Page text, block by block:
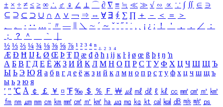
± × ÷ ≠ ≤ ≥ ∞ ∴ ♂ ♀ ∠ ⊥ ⌒ ∂ ∇ ≡ ≒ ≪ ≫ √ ∽ ∝ ∵ ∫ ∬ ∈ ∋
⊆ ⊇ ⊂ ⊃ ∪ ∩ ∧ ∨ ￢ ⇒ ⇔ ∀ ∃ ∮ ∑ ∏ ＋ － ＜ ＝
＞
、
。 · ‥ … ¨ 〃 ― ＼ ∼ ´ ～ ˇ ˘ ˝ ˚ ˙ ¸ ¡ ¿ ː ！ ＇ ， ． ／
：
；
？ ＾ ｀
½ ⅓ ⅔ ¼ ¾ ⅛ ⅜ ⅝ ⅞ ¹ ² ³ ⁴ ⁿ ₁ ₂ ₃ ₄
Æ Ð Ħ Ĳ Ł Ø Œ Þ Ŧ Ŋ æ đ ð ħ ı ĳ ĸ ŀ ł ø œ ß þ ŧ ŋ ŉ
А Б В Г Д Е Ё Ж З И Й К Л М Н О П Р С Т У Ф Х Ц Ч Ш Щ Ъ
Ы Ь Э Ю Я а б в г д е ё ж з и й к л м н о п р с т у ф х ц ч ш щ ъ
ы ь э ю я
′ ″ ℃ Å ￠ ￡ ￥ ¤ ℉ ‰ ＄ ％ Ｆ ￦ ㎕ ㎖ ㎗ ℓ ㎘ ㏄ ㎣ ㎤ ㎥ ㎦
㎙ ㎚ ㎛ ㎜ ㎝ ㎞ ㎟ ㎠ ㎡ ㎢ ㏊ ㎍ ㎎ ㎏ ㏏ ㎈ ㎉ ㏈ ㎧ ㎨ ㎰